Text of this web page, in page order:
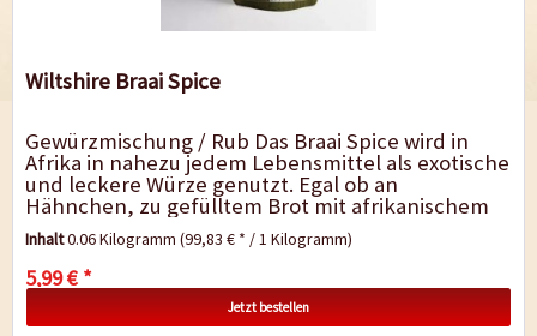
Wiltshire Braai Spice
Gewürzmischung / Rub Das Braai Spice wird in
Afrika in nahezu jedem Lebensmittel als exotische
und leckere Würze genutzt. Egal ob an
Hähnchen, zu gefülltem Brot mit afrikanischem
Curry, in leckerem Chakalaka...
Inhalt0.06 Kilogramm(99,83 € * / 1 Kilogramm)
5,99 € *
Jetzt bestellen